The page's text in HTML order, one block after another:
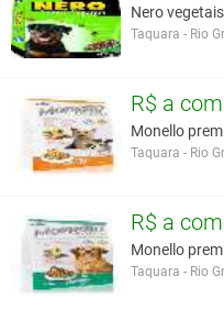
Nero
Taquara - Rio
R$ a
Monello
Taquara - Rio
R$ a
Monello
Taquara - Rio